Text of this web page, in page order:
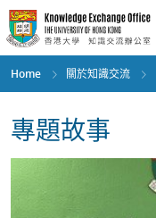
Skip
to
main
content
Home 關於知識交流
專題故事